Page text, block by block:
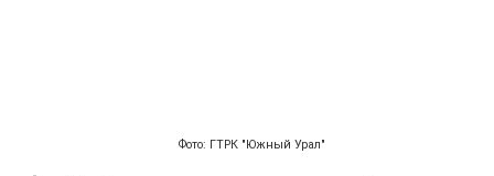
Фото: ГТРК "Южный Урал"